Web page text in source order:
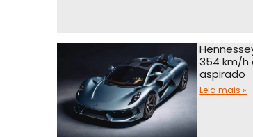
354 km/h
aspirado
Leia mais »